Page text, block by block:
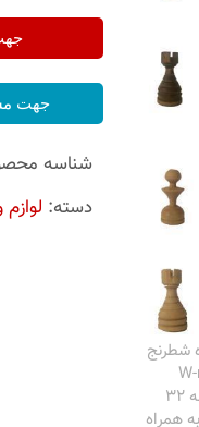
جهت
شناسه
دسته: